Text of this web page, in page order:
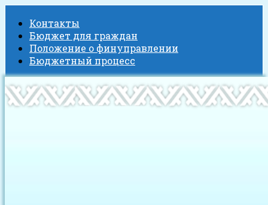
Контакты
Бюджет для граждан
Положение о финуправлении
Бюджетный процесс